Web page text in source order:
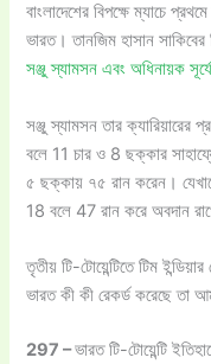
বাংলাদেশের বিপক্ষে ম্যাচে
ভারত। তানজিম হাসান
সঞ্জু স্যামসন এবং অধিনায়ক
সঞ্জু স্যামসন তার ক্যারিয়ারের
বলে 11 চার ও 8 ছক্কার
৫ ছক্কায় ৭৫ রান করেন।
18 বলে 47 রান করে অবদান
তৃতীয় টি-টোয়েন্টিতে টিম
ভারত কী কী রেকর্ড করেছে তা
297 –ভারত টি-টোয়েন্টি